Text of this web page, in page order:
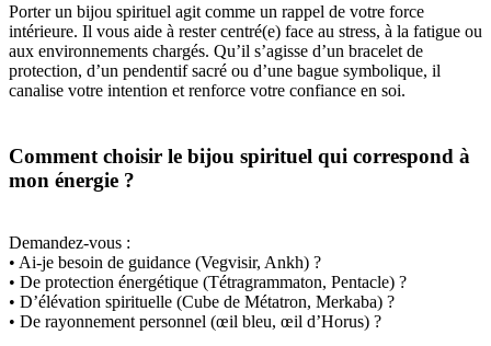
Porter un bijou spirituel agit comme un rappel de votre force
intérieure. Il vous aide à rester centré(e) face au stress, à la fatigue ou
aux environnements chargés. Qu’il s’agisse d’un bracelet de
protection, d’un pendentif sacré ou d’une bague symbolique, il
canalise votre intention et renforce votre confiance en soi.
Comment choisir le bijou spirituel qui correspond à
mon énergie ?
Demandez-vous :
• Ai-je besoin de guidance (Vegvisir, Ankh) ?
• De protection énergétique (Tétragrammaton, Pentacle) ?
• D’élévation spirituelle (Cube de Métatron, Merkaba) ?
• De rayonnement personnel (œil bleu, œil d’Horus) ?